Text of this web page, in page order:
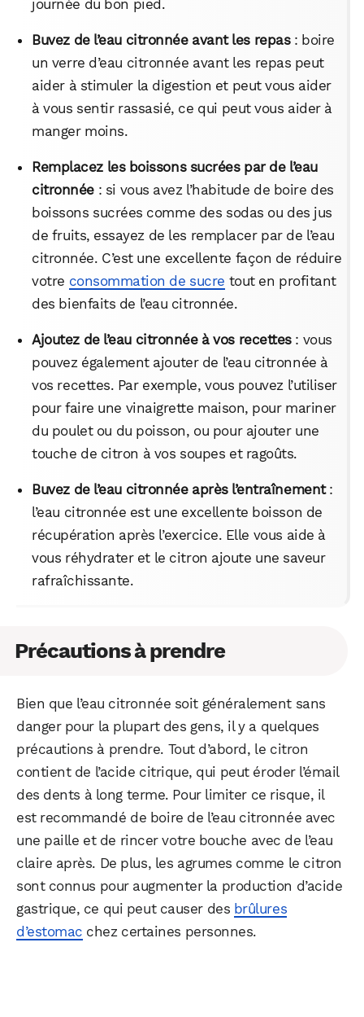
journée du bon pied.
Buvez de l’eau citronnée avant les repas: boire
un verre d’eau citronnée avant les repas peut
aider à stimuler la digestion et peut vous aider
à vous sentir rassasié, ce qui peut vous aider à
manger moins.
Remplacez les boissons sucrées par de l’eau
citronnée: si vous avez l’habitude de boire des
boissons sucrées comme des sodas ou des jus
de fruits, essayez de les remplacer par de l’eau
citronnée. C’est une excellente façon de réduire
votre consommation de sucre tout en profitant
des bienfaits de l’eau citronnée.
Ajoutez de l’eau citronnée à vos recettes: vous
pouvez également ajouter de l’eau citronnée à
vos recettes. Par exemple, vous pouvez l’utiliser
pour faire une vinaigrette maison, pour mariner
du poulet ou du poisson, ou pour ajouter une
touche de citron à vos soupes et ragoûts.
Buvez de l’eau citronnée après l’entraînement:
l’eau citronnée est une excellente boisson de
récupération après l’exercice. Elle vous aide à
vous réhydrater et le citron ajoute une saveur
rafraîchissante.
Précautions à prendre
Bien que l’eau citronnée soit généralement sans
danger pour la plupart des gens, il y a quelques
précautions à prendre. Tout d’abord, le citron
contient de l’acide citrique, qui peut éroder l’émail
des dents à long terme. Pour limiter ce risque, il
est recommandé de boire de l’eau citronnée avec
une paille et de rincer votre bouche avec de l’eau
claire après. De plus, les agrumes comme le citron
sont connus pour augmenter la production d’acide
gastrique, ce qui peut causer des brûlures
d’estomac chez certaines personnes.